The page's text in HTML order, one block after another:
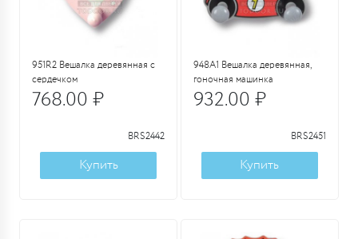
951R2 Вешалка деревянная с
сердечком
768.00 ₽
BRS2442
Купить
948A1 Вешалка деревянная,
гоночная машинка
932.00 ₽
BRS2451
Купить